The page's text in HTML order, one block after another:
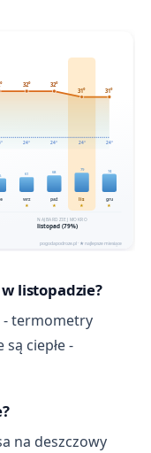
listopadzie?
- termometry
ciepłe -
na deszczowy